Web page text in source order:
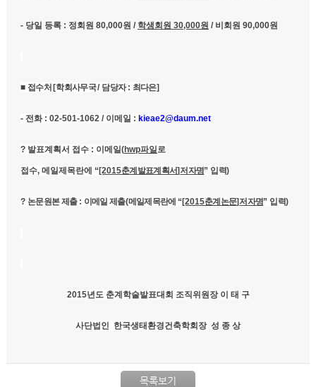
- 당일 등록 : 정회원 80,000원 / 학생회원 30,000원 / 비회원 90,000원
■ 접수처 [학회사무국/ 담당자: 최다은]
- 전화 : 02-501-1062 / 이메일 : kieae2@daum.net
? 발표계획서 접수 : 이메일(hwp파일로
접수, 메일제목란에 “ [2015춘계발표계획서] 저자명” 입력)
? 논문원본 제출 : 이메일 제출(메일제목란에 “ [2015춘계논문] 저자명” 입력)
2015년도 춘계학술발표대회 조직위원장이 태 구
사단법인 한국생태환경건축학회장 성 종 상
목록보기